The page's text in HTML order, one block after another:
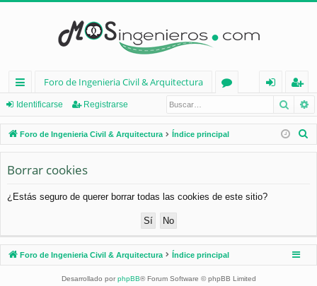
nl
ac
es
rá
pi
os
Foro de Ingenieria Civil & Arquitectura
os
nt
ifi
eg
ist
ra
Identificarse Registrarse
Foro de Ingenieria Civil & Arquitectura Índice principal
Borrar cookies
¿Estás seguro de querer borrar todas las cookies de este sitio?
Foro de Ingenieria Civil & Arquitectura Índice principal
Desarrollado por phpBB® Forum Software © phpBB Limited